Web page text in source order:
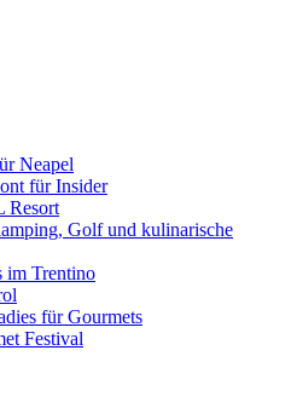
Neapel
für Insider
Resort
Golf und kulinarische
im Trentino
für Gourmets
Festival